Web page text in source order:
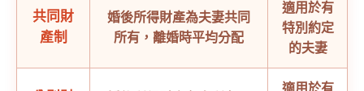
共同財
產制
婚後所得財產為夫妻共同
所有，離婚時平均分配
適用於有
特別約定
的夫妻
適用於有